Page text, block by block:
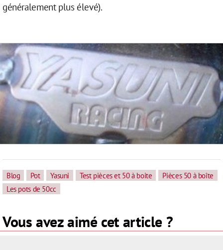
généralement plus élevé).
Blog Pot Yasuni Test pièces et 50 à boite
Pièces 50 à boîte
Les pots de 50cc
Vous avez aimé cet article ?